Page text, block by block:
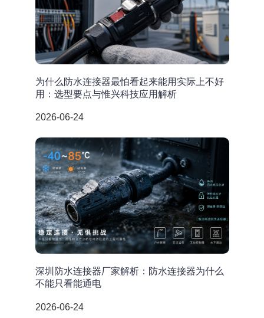
为什么防水连接器最怕看起来能用实际上不好
用：选型要点与惟兴科技应用解析
2026-06-24
深圳防水连接器厂家解析：防水连接器为什么
不能只看能通电
2026-06-24